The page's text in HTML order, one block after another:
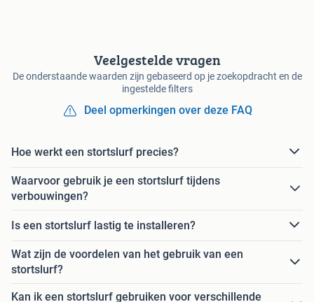
Veelgestelde vragen
De onderstaande waarden zijn gebaseerd op je zoekopdracht en de
ingestelde filters
Deel opmerkingen over deze FAQ
Hoe werkt een stortslurf precies?
Waarvoor gebruik je een stortslurf tijdens
verbouwingen?
Is een stortslurf lastig te installeren?
Wat zijn de voordelen van het gebruik van een
stortslurf?
Kan ik een stortslurf gebruiken voor verschillende